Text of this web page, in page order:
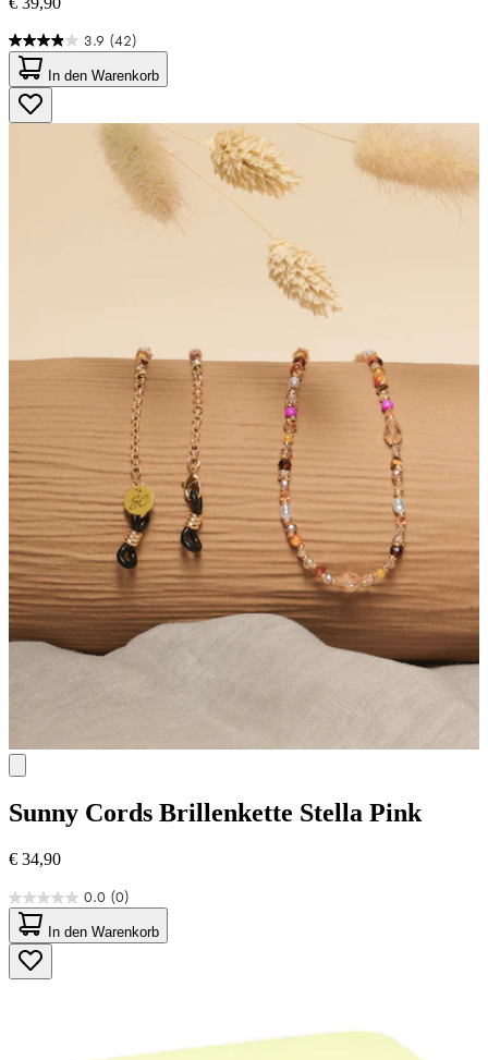
3.9 (42)
3.9
von
5
Sternen.
42
Bewertungen
In den Warenkorb
Sunny Cords Brillenkette Stella Pink
€ 34,90
0.0 (0)
0.0
von
5
Sternen.
In den Warenkorb